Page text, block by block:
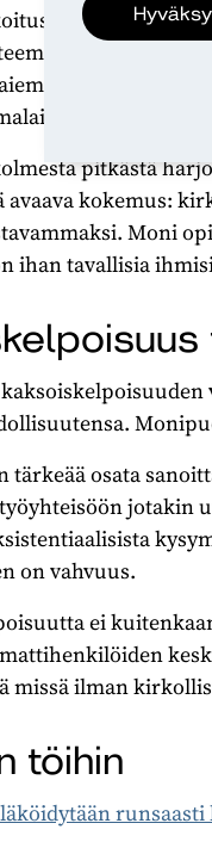
Hyväksy
on syventää
saattavat
erilaisissa
moninaista
pitkästä
avaava kokemus:
Moni
ihan tavallisia
tärkeää osata
jotakin
on vahvuus.
ei
missä ilman
töihin